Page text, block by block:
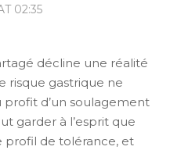
02:35
décline une réalité
risque gastrique ne
profit d’un soulagement
garder à l’esprit que
profil de tolérance, et